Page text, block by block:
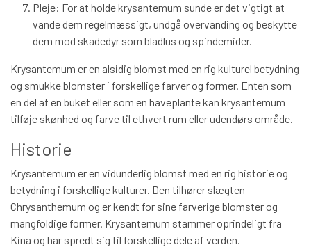
Pleje: For at holde krysantemum sunde er det vigtigt at
vande dem regelmæssigt, undgå overvanding og beskytte
dem mod skadedyr som bladlus og spindemider.
Krysantemum er en alsidig blomst med en rig kulturel betydning
og smukke blomster i forskellige farver og former. Enten som
en del af en buket eller som en haveplante kan krysantemum
tilføje skønhed og farve til ethvert rum eller udendørs område.
Historie
Krysantemum er en vidunderlig blomst med en rig historie og
betydning i forskellige kulturer. Den tilhører slægten
Chrysanthemum og er kendt for sine farverige blomster og
mangfoldige former. Krysantemum stammer oprindeligt fra
Kina og har spredt sig til forskellige dele af verden.